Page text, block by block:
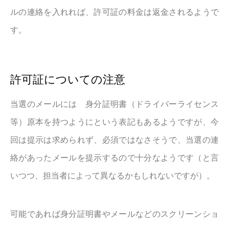
ルの連絡を入れれば、許可証の料金は返金されるようで
す。
許可証についての注意
当選のメールには 身分証明書（ドライバーライセンス
等）原本を持つようにという表記もあるようですが、今
回は提示は求められず、必須ではなさそうで、当選の連
絡があったメールを提示するので十分なようです（と言
いつつ、担当者によって異なるかもしれないですが）。
可能であれば身分証明書やメールなどのスクリーンショ